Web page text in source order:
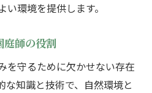
環境を提供します。
庭師の役割
を守るために欠かせない存在
な知識と技術で、自然環境と